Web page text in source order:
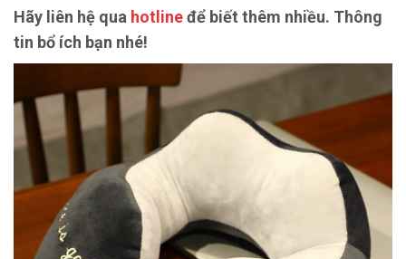
Hãy liên hệ qua hotlineđể biết thêm nhiều. Thông
tin bổ ích bạn nhé!